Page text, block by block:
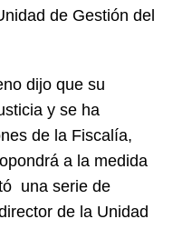
de Gestión del
dijo que su
y se ha
de la Fiscalía,
a la medida
una serie de
de la Unidad